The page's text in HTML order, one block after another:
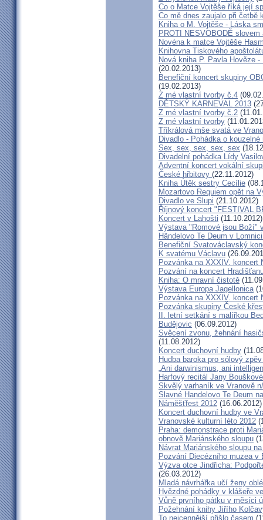
Co o Matce Vojtěše říká její
Co mě dnes zaujalo při
Kniha o M. Vojtěše - Láska
PROTI NESVOBODĚ slovem
Novéna k matce Vojtěše
Knihovna Tiskového
Nová kniha P. Pavla Hověze
(20.02.2013)
Benefiční koncert skupiny
(19.02.2013)
Z mé vlastní tvorby č.4
DĚTSKÝ KARNEVAL 2013
Z mé vlastní tvorby č.2
Z mé vlastní tvorby
Tříkrálová mše svatá ve
Divadlo - Pohádka o
Sex, sex, sex, sex, sex
Divadelní pohádka Lídy
Adventní koncert vokální
České hřbitovy (22.11.2012)
Kniha Útěk sestry Cecílie
Mozartovo Requiem opět na
Divadlo ve Slupi (21.10.2012)
Říjnový koncert "FESTIVAL
Koncert v Lahošti (11.10.2012)
Výstava "Romové jsou Boží"
Händelovo Te Deum v
Benefiční Svatováclavský
K svatému Václavu
Pozvánka na XXXIV. koncert
Pozvání na koncert
Kniha: O mravní čistotě
Výstava Europa Jagellonica
Pozvánka na XXXIV. koncert
Pozvánka skupiny České
II. letní setkání s malířkou
Budějovic (06.09.2012)
Svěcení zvonu, žehnání
(11.08.2012)
Koncert duchovní hudby
Hudba baroka pro sólový
„Ani darwinismus, ani
Harfový recitál Jany
Skvělý varhaník ve Vranově
Slavné Handelovo Te Deum
Náměšťfest 2012 (16.06.2012)
Koncert duchovní hudby ve
Vranovské kulturní léto 2012
Praha: demonstrace proti
obnově Mariánského sloupu
Návrat Mariánského sloupu
Pozvání Diecézního muzea v
Výzva otce Jindřicha:
(26.03.2012)
Mladá návrhářka učí ženy
Hvězdné pohádky v klášeře
Vůně prvního pátku v měsíci
Požehnání knihy Jiřího
To nejcennější přišlo časem